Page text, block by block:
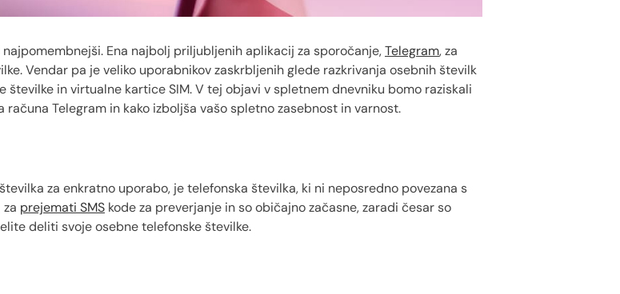
Ena najbolj priljubljenih aplikacij za sporočanje,Telegram, za
Vendar pa je veliko uporabnikov zaskrbljenih glede razkrivanja osebnih številk
in virtualne kartice SIM. V tej objavi v spletnem dnevniku bomo raziskali
Telegram in kako izboljša vašo spletno zasebnost in varnost.
za enkratno uporabo, je telefonska številka, ki ni neposredno povezana s
prejemati SMS kode za preverjanje in so običajno začasne, zaradi česar so
deliti svoje osebne telefonske številke.